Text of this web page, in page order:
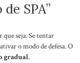
SPA”
que seja. Se tentar
o modo de defesa. O
gradual.